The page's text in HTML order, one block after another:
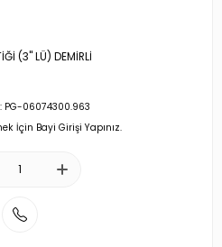
(3'' LÜ) DEMİRLİ
PG-06074300.963
İçin Bayi Girişi Yapınız.